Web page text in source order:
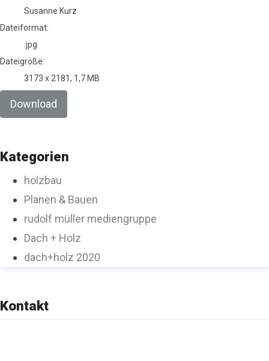
Susanne Kurz
Dateiformat:
.jpg
Dateigröße:
3173 x 2181, 1,7 MB
Download
Kategorien
holzbau
Planen & Bauen
rudolf müller mediengruppe
Dach + Holz
dach+holz 2020
Kontakt